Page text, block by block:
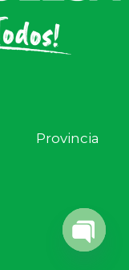
Provincia